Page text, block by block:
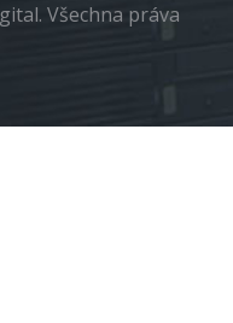
Všechna práva